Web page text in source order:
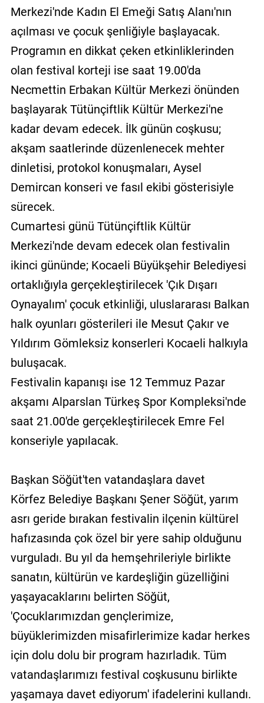
Merkezi'nde Kadın El Emeği Satış Alanı'nın
açılması ve çocuk şenliğiyle başlayacak.
Programın en dikkat çeken etkinliklerinden
olan festival korteji ise saat 19.00'da
Necmettin Erbakan Kültür Merkezi önünden
başlayarak Tütünçiftlik Kültür Merkezi'ne
kadar devam edecek. İlk günün coşkusu;
akşam saatlerinde düzenlenecek mehter
dinletisi, protokol konuşmaları, Aysel
Demircan konseri ve fasıl ekibi gösterisiyle
sürecek.
Cumartesi günü Tütünçiftlik Kültür
Merkezi'nde devam edecek olan festivalin
ikinci gününde; Kocaeli Büyükşehir Belediyesi
ortaklığıyla gerçekleştirilecek 'Çık Dışarı
Oynayalım' çocuk etkinliği, uluslararası Balkan
halk oyunları gösterileri ile Mesut Çakır ve
Yıldırım Gömleksiz konserleri Kocaeli halkıyla
buluşacak.
Festivalin kapanışı ise 12 Temmuz Pazar
akşamı Alparslan Türkeş Spor Kompleksi'nde
saat 21.00'de gerçekleştirilecek Emre Fel
konseriyle yapılacak.
Başkan Söğüt'ten vatandaşlara davet
Körfez Belediye Başkanı Şener Söğüt, yarım
asrı geride bırakan festivalin ilçenin kültürel
hafızasında çok özel bir yere sahip olduğunu
vurguladı. Bu yıl da hemşehrileriyle birlikte
sanatın, kültürün ve kardeşliğin güzelliğini
yaşayacaklarını belirten Söğüt,
'Çocuklarımızdan gençlerimize,
büyüklerimizden misafirlerimize kadar herkes
için dolu dolu bir program hazırladık. Tüm
vatandaşlarımızı festival coşkusunu birlikte
yaşamaya davet ediyorum' ifadelerini kullandı.